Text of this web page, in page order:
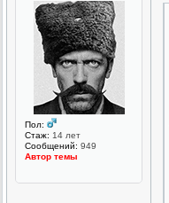
Пол:
Стаж: 14 лет
Сообщений: 949
Автор темы